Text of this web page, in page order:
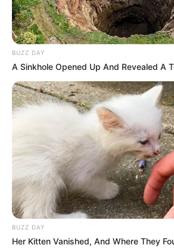
Paprika-
Pfanne mit
Hackfleisch –
einfach,
BUZZ DAY
A Sinkhole Opened Up And Revealed A
BUZZ DAY
Her Kitten Vanished, And Where They